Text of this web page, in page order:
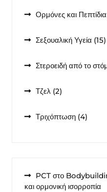
Ορμόνες και Πεπτίδια
Σεξουαλική Υγεία 1515
Στεροειδή από το
Τζελ 22
Τριχόπτωση 44
PCT στο
και ορμονική ισορροπία